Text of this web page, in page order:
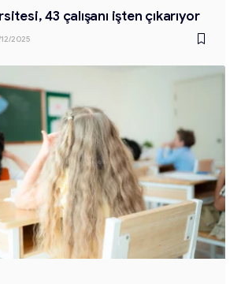
43 çalışanı işten çıkarıyor
2025